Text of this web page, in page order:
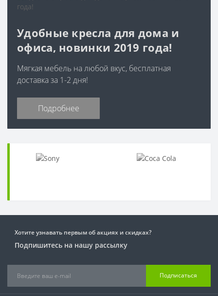
Удобные кресла для дома и
офиса, новинки 2019 года!
Мягкая мебель на любой вкус, бесплатная
доставка за 1-2 дня!
Подробнее
Хотите узнавать первым об акциях и скидках?
Подпишитесь на нашу рассылку
Подписаться